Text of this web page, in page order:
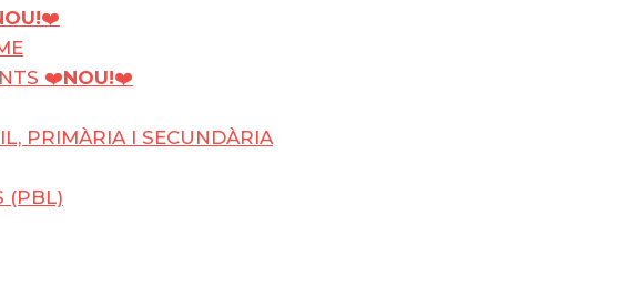
❤️
❤️NOU!❤️
PRIMÀRIA I SECUNDÀRIA
(PBL)